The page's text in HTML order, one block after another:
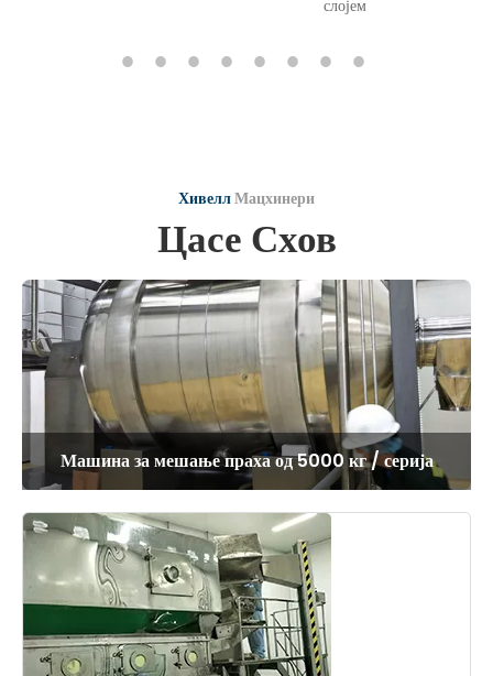
ХивеллМацхинери
Цасе Схов
Машина за мешање праха од 5000 кг / серија